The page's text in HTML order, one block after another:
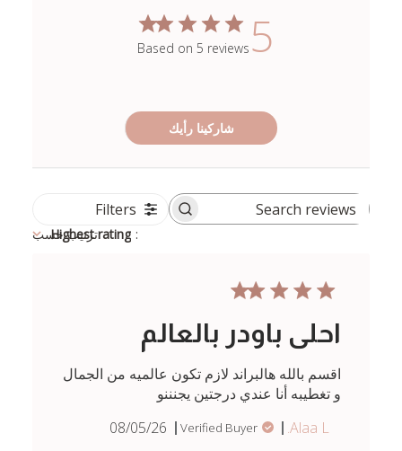
5
Based on 5 reviews
شاركينا رأيك
Search
Filters
ترتيب حسب :
Highest rating
احلى باودر بالعالم
اقسم بالله هالبراند لازم تكون عالميه من الجمال
و تغطيبه أنا عندي درجتين يجنننو
Alaa L.
Verified Buyer
Published08/05/26